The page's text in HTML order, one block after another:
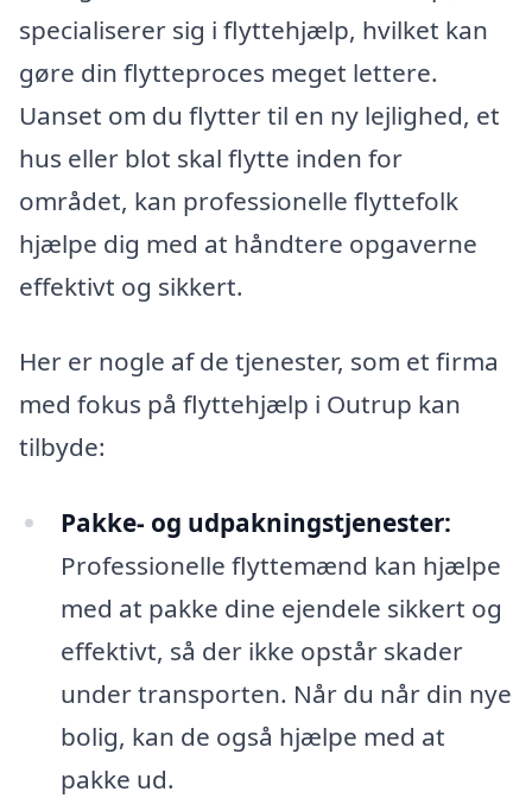
specialiserer sig i flyttehjælp, hvilket kan
gøre din flytteproces meget lettere.
Uanset om du flytter til en ny lejlighed, et
hus eller blot skal flytte inden for
området, kan professionelle flyttefolk
hjælpe dig med at håndtere opgaverne
effektivt og sikkert.
Her er nogle af de tjenester, som et firma
med fokus på flyttehjælp i Outrup kan
tilbyde:
Pakke- og udpakningstjenester:
Professionelle flyttemænd kan hjælpe
med at pakke dine ejendele sikkert og
effektivt, så der ikke opstår skader
under transporten. Når du når din nye
bolig, kan de også hjælpe med at
pakke ud.